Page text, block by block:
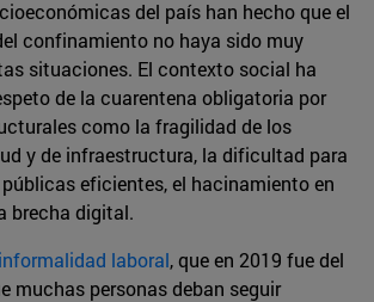
del país han hecho que el
confinamiento no haya sido muy
situaciones. El contexto social ha
de la cuarentena obligatoria por
como la fragilidad de los
y de infraestructura, la dificultad para
eficientes, el hacinamiento en
brecha digital.
informalidad laboral, que en 2019 fue del
muchas personas deban seguir